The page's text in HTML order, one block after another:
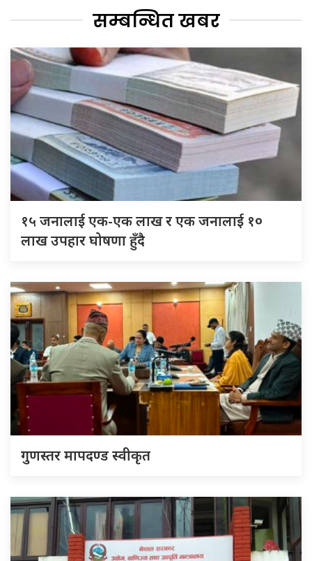
सम्बन्धित खबर
१५ जनालाई एक-एक लाख र एक जनालाई १०
लाख उपहार घोषणा हुँदै
गुणस्तर मापदण्ड स्वीकृत